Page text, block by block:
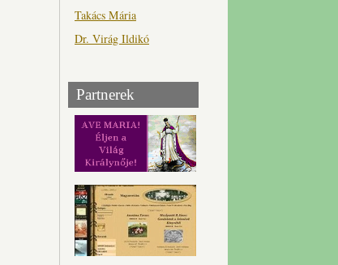
Takács Mária
Dr. Virág Ildikó
Partnerek